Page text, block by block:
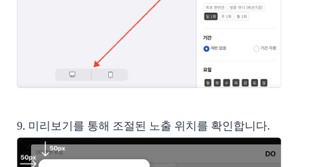
9. 미리보기를 통해 조절된 노출 위치를 확인합니다.